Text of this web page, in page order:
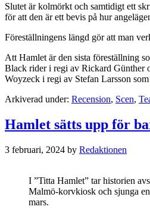
Slutet är kolmörkt och samtidigt ett
för att den är ett bevis på hur
Föreställningens längd gör att man
Att Hamlet är den sista föreställning
Black rider i regi av Rickard Günther
Woyzeck i regi av Stefan Larsson
Arkiverad under: Recension, Scen,
Hamlet sätts upp för
3 februari, 2024 by Redaktionen
I ”Titta Hamlet” tar historien
Malmö-korvkiosk och sjunga
mars.